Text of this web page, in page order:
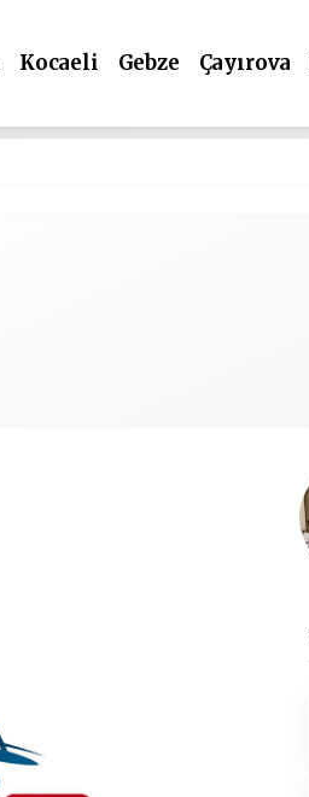
Kocaeli Gebze Çayırova